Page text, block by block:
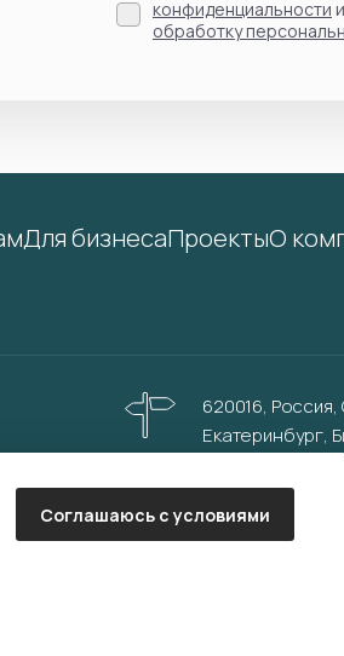
конфиденциальности
обработку
Для бизнесаПроектыО
620016,
Екатеринбург,
Соглашаюсь с условиями